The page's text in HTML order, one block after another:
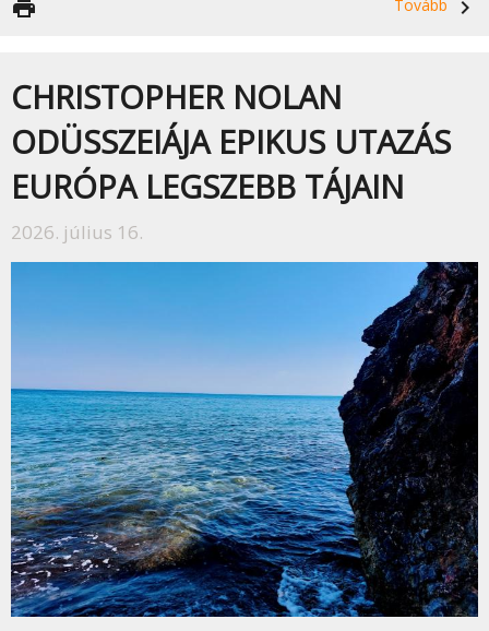
Tovább
navigate_next
print
CHRISTOPHER NOLAN
ODÜSSZEIÁJA EPIKUS UTAZÁS
EURÓPA LEGSZEBB TÁJAIN
2026. július 16.